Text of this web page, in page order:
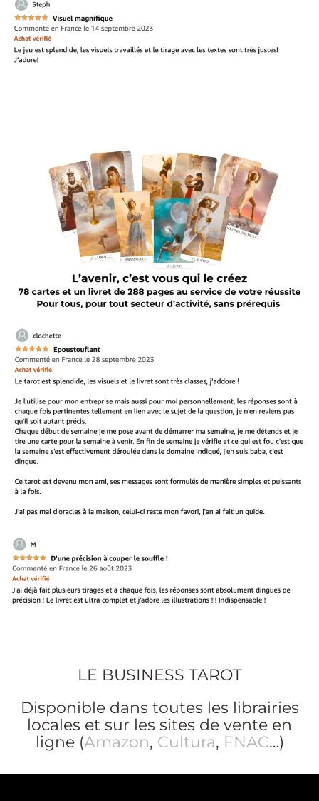
LE BUSINESS TAROT
Disponible dans toutes les librairies
locales et sur les sites de vente en
ligne (Amazon, Cultura, FNAC…)